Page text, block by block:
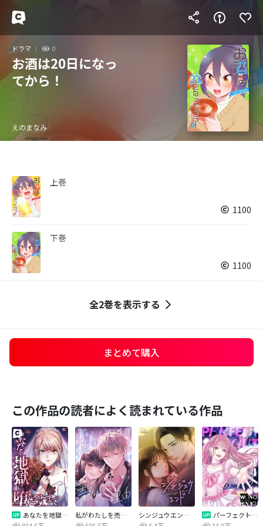
ドラマ 0
お酒は20日になっ
てから！
えのまなみ
上巻
1100
下巻
1100
全2巻を表示する
まとめて購入
この作品の読者によく読まれている作品
あなたを地獄に堕とすまで
私がわたしを売る理由
シンジュウエンド【タテヨミ】
パーフェクトグリッター